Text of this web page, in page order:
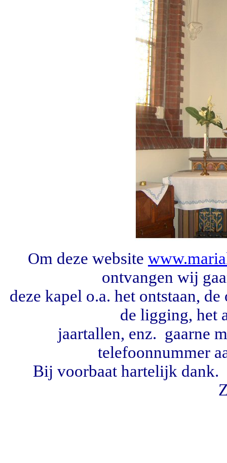
Om deze website
ontvangen wij
deze kapel o.a. het ontstaan,
de ligging, het
jaartallen, enz. gaarne
telefoonnummer
Bij voorbaat hartelijk